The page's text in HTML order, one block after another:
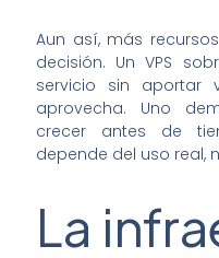
Aun así, más
decisión. Un VPS
servicio sin aportar
aprovecha. Uno
crecer antes de
depende del uso real,
La